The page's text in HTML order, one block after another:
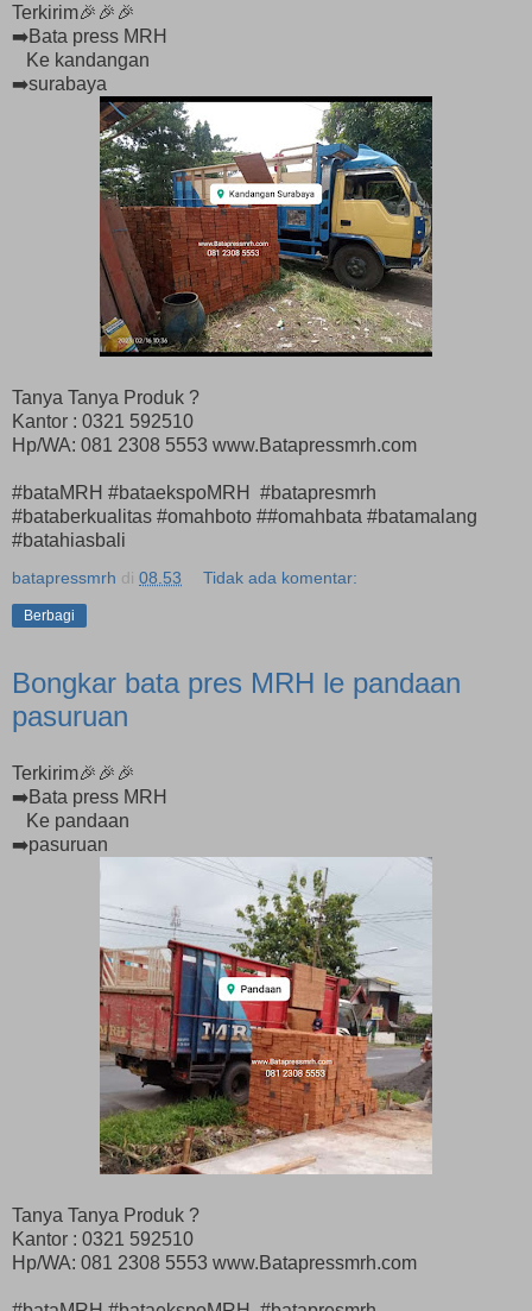
Terkirim🎉🎉🎉
➡️Bata press MRH
Ke kandangan
➡️surabaya
Tanya Tanya Produk ?
Kantor : 0321 592510
Hp/WA: 081 2308 5553 www.Batapressmrh.com
#bataMRH #bataekspoMRH #batapresmrh
#bataberkualitas #omahboto ##omahbata #batamalang
#batahiasbali
batapressmrh di 08.53 Tidak ada komentar:
Berbagi
Bongkar bata pres MRH le pandaan
pasuruan
Terkirim🎉🎉🎉
➡️Bata press MRH
Ke pandaan
➡️pasuruan
Tanya Tanya Produk ?
Kantor : 0321 592510
Hp/WA: 081 2308 5553 www.Batapressmrh.com